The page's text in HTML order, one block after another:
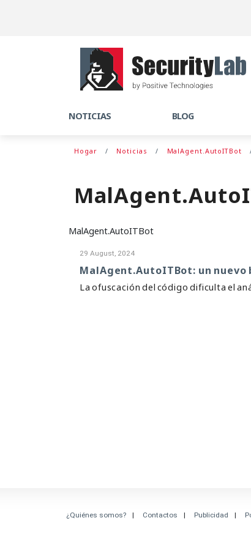
NOTICIAS BLOG
Hogar Noticias MalAgent.AutoITBot
MalAgent.AutoITBot
29 August, 2024
MalAgent.AutoITBot: un
La ofuscación del código dificulta el
¿Quiénes somos? Contactos Publicidad